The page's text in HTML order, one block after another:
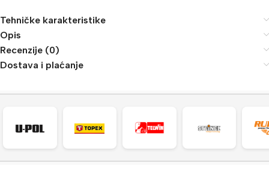
Tehničke karakteristike
Opis
Recenzije (0)
Dostava i plaćanje